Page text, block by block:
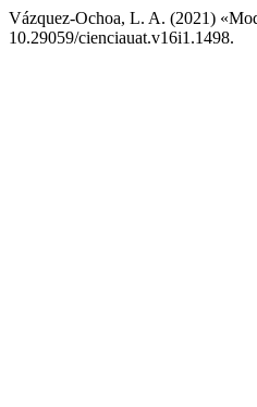
Vázquez-Ochoa, L. A. (2021)
10.29059/cienciauat.v16i1.1498.